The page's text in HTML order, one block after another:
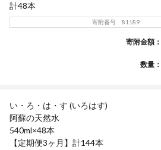
計48本
寄附番号 81189
寄附金額：
数量：
い・ろ・は・す (いろはす)
阿蘇の天然水
540ml×48本
【定期便3ヶ月】計144本